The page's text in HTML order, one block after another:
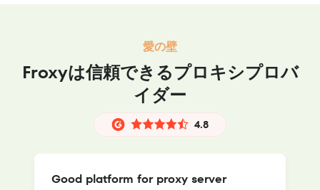
愛の壁
Froxyは信頼できるプロキシプロバ
イダー
4.8
Good platform for proxy server